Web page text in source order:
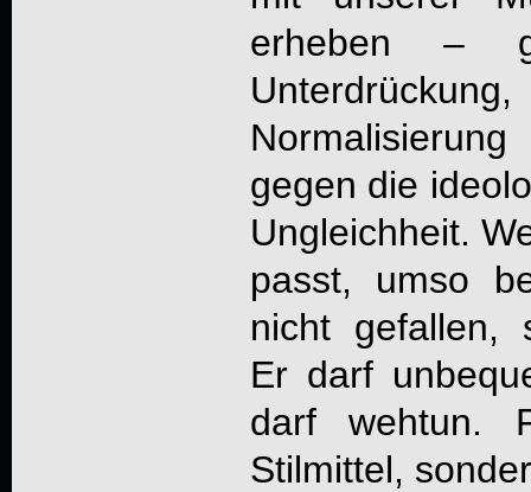
erheben –
gegen die
Ungleichheit.
passt, umso
nicht gefallen,
Er darf
darf wehtun.
Stilmittel,